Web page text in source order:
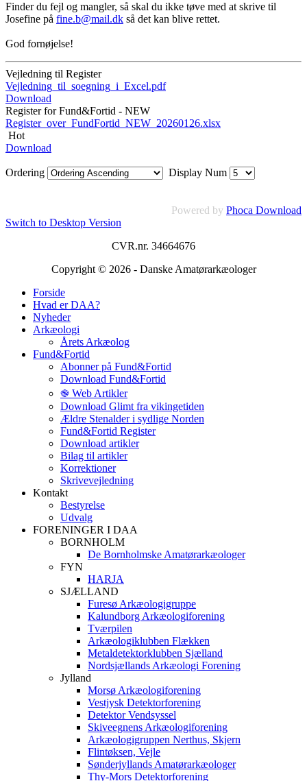
Finder du fejl og mangler, så skal du ikke tøve med at skrive til
Josefine på fine.b@mail.dk så det kan blive rettet.
God fornøjelse!
Vejledning til Register
Vejledning_til_soegning_i_Excel.pdf
Download
Register for Fund&Fortid - NEW
Register_over_FundFortid_NEW_20260126.xlsx
Hot
Download
Ordering Display Num
Powered by Phoca Download
Switch to Desktop Version
CVR.nr. 34664676
Copyright © 2026 - Danske Amatørarkæologer
Forside
Hvad er DAA?
Nyheder
Arkæologi
Årets Arkæolog
Fund&Fortid
Abonner på Fund&Fortid
Download Fund&Fortid
֎ Web Artikler
Download Glimt fra vikingetiden
Ældre Stenalder i sydlige Norden
Fund&Fortid Register
Download artikler
Bilag til artikler
Korrektioner
Skrivevejledning
Kontakt
Bestyrelse
Udvalg
FORENINGER I DAA
BORNHOLM
De Bornholmske Amatørarkæologer
FYN
HARJA
SJÆLLAND
Furesø Arkæologigruppe
Kalundborg Arkæologiforening
Tværpilen
Arkæologiklubben Flækken
Metaldetektorklubben Sjælland
Nordsjællands Arkæologi Forening
Jylland
Morsø Arkæologiforening
Vestjysk Detektorforening
Detektor Vendsyssel
Skiveegnens Arkæologiforening
Arkæologigruppen Nerthus, Skjern
Flintøksen, Vejle
Sønderjyllands Amatørarkæologer
Thy-Mors Detektorforening